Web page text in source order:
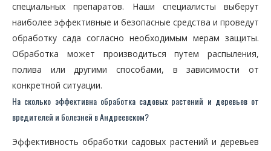
специальных препаратов. Наши специалисты выберут
наиболее эффективные и безопасные средства и проведут
обработку сада согласно необходимым мерам защиты.
Обработка может производиться путем распыления,
полива или другими способами, в зависимости от
конкретной ситуации.
На сколько эффективна обработка садовых растений и деревьев от
вредителей и болезней в Андреевском?
Эффективность обработки садовых растений и деревьев